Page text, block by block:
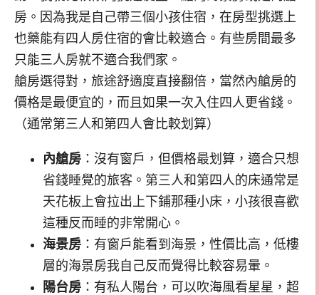
房。因為我是自己帶三個小孩住宿，在房型挑選上
也藥能有四人房住宿的會比較適合。有些房間最多
只能三人房就不適合我們家。
艙房選得對，旅途舒適度直接翻倍，當然內艙房的
價格是最便宜的，而且如果一次入住四人更省錢。
（通常第三人和第四人會比較划算）
內艙房 ：沒有窗戶，但價格最划算，適合只想
省錢睡覺的旅客。第三人和第四人的床通常是
天花板上會拉出上下鋪那種小床，小孩很喜歡
這種反而睡的非常開心。
海景房 ：有窗戶能看到海景，性價比高，低樓
層的海景房我自己反而覺得比較容易暈。
陽台房 ：有私人陽台，可以吹海風看星星，超